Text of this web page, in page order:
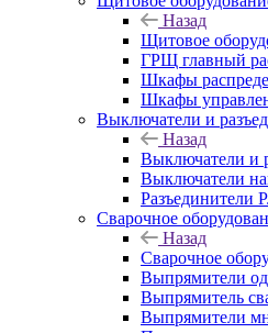
Назад
Щитовое
ГРЩ главный
Шкафы
Шкафы
Выключатели и
Назад
Выключатели и
Выключатели
Разъединители
Сварочное
Назад
Сварочное
Выпрямители
Выпрямитель
Выпрямители